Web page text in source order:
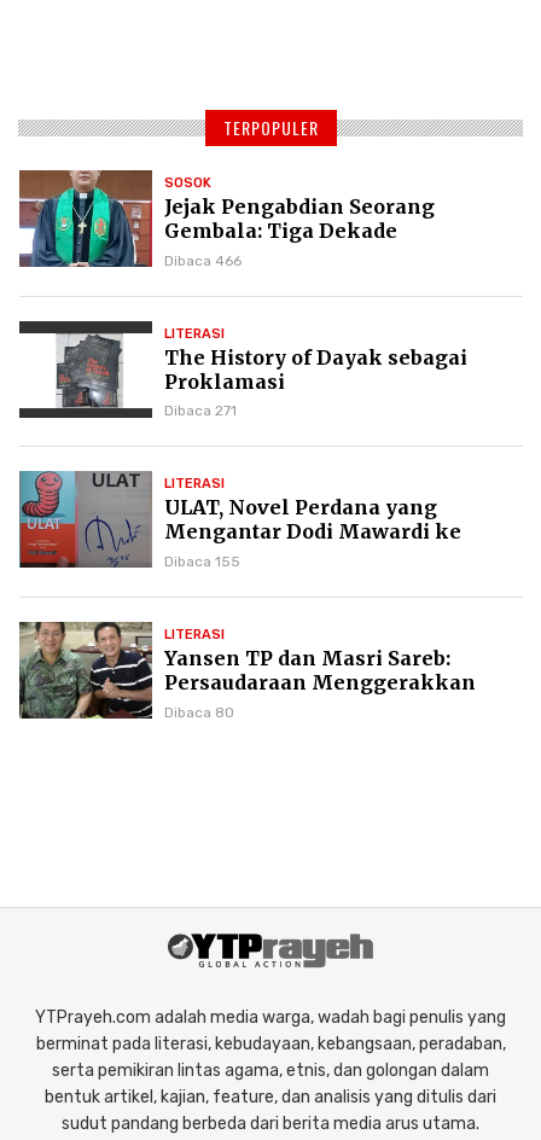
TERPOPULER
SOSOK
Jejak Pengabdian Seorang
Gembala: Tiga Dekade
Kepemimpinan Pdt. Dr. Yulius
Dibaca 466
LITERASI
The History of Dayak sebagai
Proklamasi
Dibaca 271
LITERASI
ULAT, Novel Perdana yang
Mengantar Dodi Mawardi ke
Puncak Karier Kepenulisan
Dibaca 155
LITERASI
Yansen TP dan Masri Sareb:
Persaudaraan Menggerakkan
Literasi Borneo
Dibaca 80
YTPrayeh.com adalah media warga, wadah bagi penulis yang
berminat pada literasi, kebudayaan, kebangsaan, peradaban,
serta pemikiran lintas agama, etnis, dan golongan dalam
bentuk artikel, kajian, feature, dan analisis yang ditulis dari
sudut pandang berbeda dari berita media arus utama.